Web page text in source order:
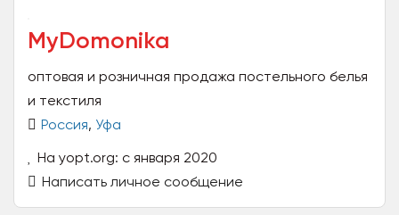
MyDomonika
оптовая и розничная продажа постельного белья
и текстиля
Россия, Уфа
На yopt.org: с января 2020
Написать личное сообщение